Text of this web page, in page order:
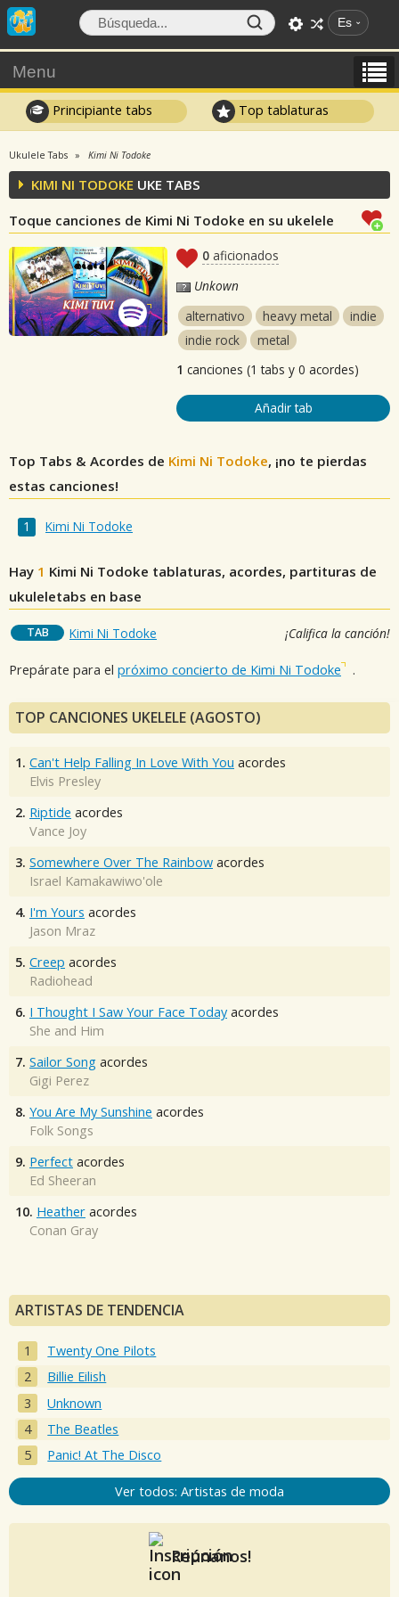
Es
Menu
Principiante tabs Top tablaturas
Ukulele Tabs Kimi Ni Todoke
KIMI NI TODOKE UKE TABS
Toque canciones de Kimi Ni Todoke en su ukelele
0 aficionados
Unkown
alternativo
heavy metal
indie
indie rock
metal
1 canciones (1 tabs y 0 acordes)
Añadir tab
Top Tabs & Acordes de Kimi Ni Todoke, ¡no te pierdas
estas canciones!
Kimi Ni Todoke
Hay 1 Kimi Ni Todoke tablaturas, acordes, partituras de
ukuleletabs en base
TAB Kimi Ni Todoke ¡Califica la canción!
Prepárate para el próximo concierto de Kimi Ni Todoke .
TOP CANCIONES UKELELE (AGOSTO)
1. Can't Help Falling In Love With You acordes
Elvis Presley
2. Riptide acordes
Vance Joy
3. Somewhere Over The Rainbow acordes
Israel Kamakawiwo'ole
4. I'm Yours acordes
Jason Mraz
5. Creep acordes
Radiohead
6. I Thought I Saw Your Face Today acordes
She and Him
7. Sailor Song acordes
Gigi Perez
8. You Are My Sunshine acordes
Folk Songs
9. Perfect acordes
Ed Sheeran
10. Heather acordes
Conan Gray
ARTISTAS DE TENDENCIA
Twenty One Pilots
Billie Eilish
Unknown
The Beatles
Panic! At The Disco
Ver todos: Artistas de moda
Reúnanos!